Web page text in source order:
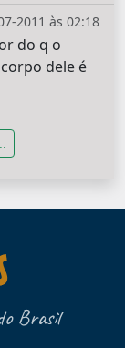
2011 às 02:18
do q o
dele é
Brasil